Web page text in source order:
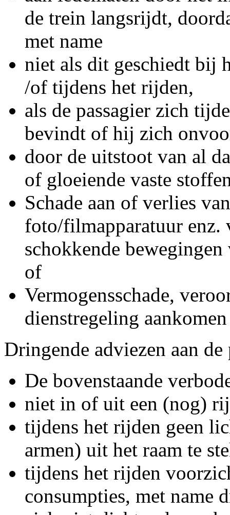
de trein langsrijdt,
met name
niet als dit geschiedt bij
/of tijdens het rijden,
als de passagier zich
bevindt of hij zich
door de uitstoot van al
of gloeiende vaste
Schade aan of verlies
foto/filmapparatuur enz.
schokkende
of
Vermogensschade,
dienstregeling
Dringende adviezen aan de
De bovenstaande
niet in of uit een (nog)
tijdens het rijden geen
armen) uit het raam te
tijdens het rijden
consumpties, met name